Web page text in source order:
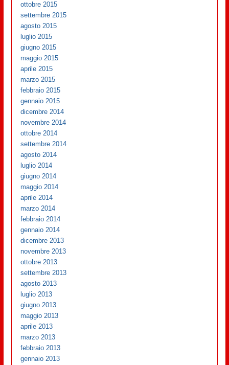
ottobre 2015
settembre 2015
agosto 2015
luglio 2015
giugno 2015
maggio 2015
aprile 2015
marzo 2015
febbraio 2015
gennaio 2015
dicembre 2014
novembre 2014
ottobre 2014
settembre 2014
agosto 2014
luglio 2014
giugno 2014
maggio 2014
aprile 2014
marzo 2014
febbraio 2014
gennaio 2014
dicembre 2013
novembre 2013
ottobre 2013
settembre 2013
agosto 2013
luglio 2013
giugno 2013
maggio 2013
aprile 2013
marzo 2013
febbraio 2013
gennaio 2013